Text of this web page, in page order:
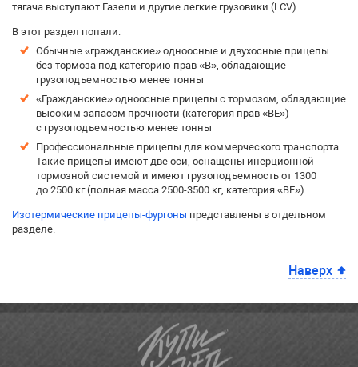
тягача выступают Газели и другие легкие грузовики (LCV).
В этот раздел попали:
Обычные «гражданские» одноосные и двухосные прицепы
без тормоза под категорию прав «B», обладающие
грузоподъемностью менее тонны
«Гражданские» одноосные прицепы с тормозом, обладающие
высоким запасом прочности (категория прав «BE»)
с грузоподъемностью менее тонны
Профессиональные прицепы для коммерческого транспорта.
Такие прицепы имеют две оси, оснащены инерционной
тормозной системой и имеют грузоподъемность от 1300
до 2500 кг (полная масса 2500-3500 кг, категория «BE»).
Изотермические прицепы-фургоны представлены в отдельном
разделе.
Наверх